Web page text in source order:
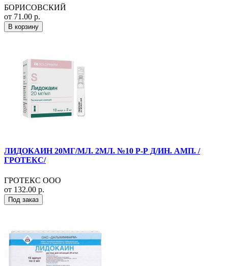
БОРИСОВСКИЙ
от 71.00 р.
В корзину
ЛИДОКАИН 20МГ/МЛ. 2МЛ. №10 Р-Р Д/ИН. АМП. /
ГРОТЕКС/
ГРОТЕКС ООО
от 132.00 р.
Под заказ